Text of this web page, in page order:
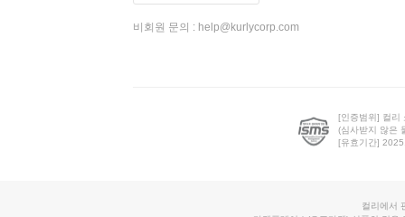
비회원 문의 : help@kurlycorp.com
[인증범위] 컬리
(심사받지 않은
[유효기간]
컬리에서